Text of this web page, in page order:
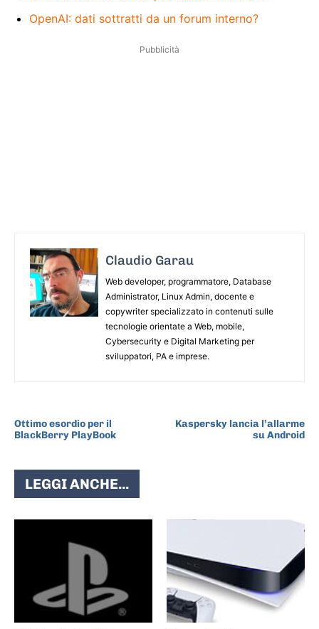
OpenAI: dati sottratti da un forum interno?
Pubblicità
Claudio Garau
Web developer, programmatore, Database
Administrator, Linux Admin, docente e
copywriter specializzato in contenuti sulle
tecnologie orientate a Web, mobile,
Cybersecurity e Digital Marketing per
sviluppatori, PA e imprese.
Ottimo esordio per il
BlackBerry PlayBook
Kaspersky lancia l’allarme
su Android
LEGGI ANCHE...